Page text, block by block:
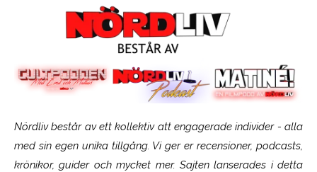
Nördliv består av ett kollektiv att engagerade individer - alla
med sin egen unika tillgång. Vi ger er recensioner, podcasts,
krönikor, guider och mycket mer. Sajten lanserades i detta